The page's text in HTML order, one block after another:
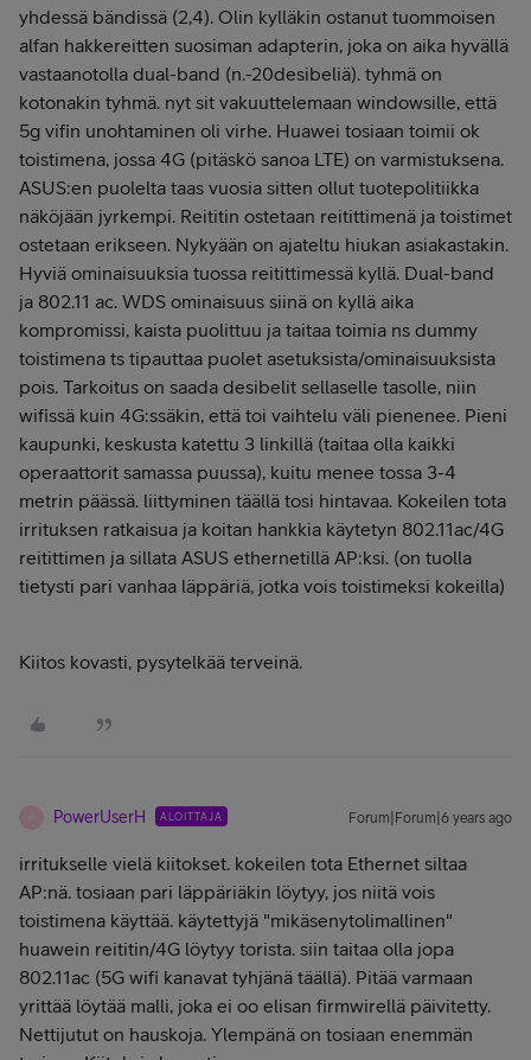
yhdessä bändissä (2,4). Olin kylläkin ostanut tuommoisen
alfan hakkereitten suosiman adapterin, joka on aika hyvällä
vastaanotolla dual-band (n.-20desibeliä). tyhmä on
kotonakin tyhmä. nyt sit vakuuttelemaan windowsille, että
5g vifin unohtaminen oli virhe. Huawei tosiaan toimii ok
toistimena, jossa 4G (pitäskö sanoa LTE) on varmistuksena.
ASUS:en puolelta taas vuosia sitten ollut tuotepolitiikka
näköjään jyrkempi. Reititin ostetaan reitittimenä ja toistimet
ostetaan erikseen. Nykyään on ajateltu hiukan asiakastakin.
Hyviä ominaisuuksia tuossa reitittimessä kyllä. Dual-band
ja 802.11 ac. WDS ominaisuus siinä on kyllä aika
kompromissi, kaista puolittuu ja taitaa toimia ns dummy
toistimena ts tipauttaa puolet asetuksista/ominaisuuksista
pois. Tarkoitus on saada desibelit sellaselle tasolle, niin
wifissä kuin 4G:ssäkin, että toi vaihtelu väli pienenee. Pieni
kaupunki, keskusta katettu 3 linkillä (taitaa olla kaikki
operaattorit samassa puussa), kuitu menee tossa 3-4
metrin päässä. liittyminen täällä tosi hintavaa. Kokeilen tota
irrituksen ratkaisua ja koitan hankkia käytetyn 802.11ac/4G
reitittimen ja sillata ASUS ethernetillä AP:ksi. (on tuolla
tietysti pari vanhaa läppäriä, jotka vois toistimeksi kokeilla)
Kiitos kovasti, pysytelkää terveinä.
PowerUserH ALOITTAJA Forum|Forum|6 years ago
irritukselle vielä kiitokset. kokeilen tota Ethernet siltaa
AP:nä. tosiaan pari läppäriäkin löytyy, jos niitä vois
toistimena käyttää. käytettyjä "mikäsenytolimallinen"
huawein reititin/4G löytyy torista. siin taitaa olla jopa
802.11ac (5G wifi kanavat tyhjänä täällä). Pitää varmaan
yrittää löytää malli, joka ei oo elisan firmwirellä päivitetty.
Nettijutut on hauskoja. Ylempänä on tosiaan enemmän